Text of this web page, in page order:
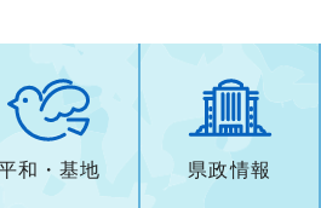
和・基地 県政情報